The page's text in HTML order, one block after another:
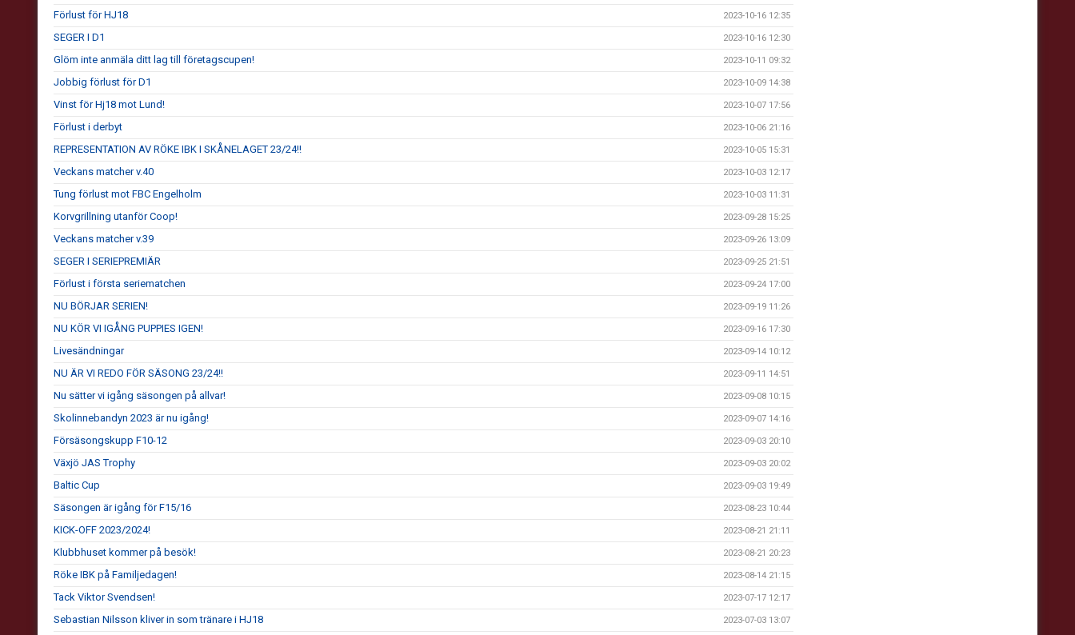
Förlust för HJ18 2023-10-16 12:35
SEGER I D1 2023-10-16 12:30
Glöm inte anmäla ditt lag till företagscupen! 2023-10-11 09:32
Jobbig förlust för D1 2023-10-09 14:38
Vinst för Hj18 mot Lund! 2023-10-07 17:56
Förlust i derbyt 2023-10-06 21:16
REPRESENTATION AV RÖKE IBK I SKÅNELAGET 23/24!! 2023-10-05 15:31
Veckans matcher v.40 2023-10-03 12:17
Tung förlust mot FBC Engelholm 2023-10-03 11:31
Korvgrillning utanför Coop! 2023-09-28 15:25
Veckans matcher v.39 2023-09-26 13:09
SEGER I SERIEPREMIÄR 2023-09-25 21:51
Förlust i första seriematchen 2023-09-24 17:00
NU BÖRJAR SERIEN! 2023-09-19 11:26
NU KÖR VI IGÅNG PUPPIES IGEN! 2023-09-16 17:30
Livesändningar 2023-09-14 10:12
NU ÄR VI REDO FÖR SÄSONG 23/24!! 2023-09-11 14:51
Nu sätter vi igång säsongen på allvar! 2023-09-08 10:15
Skolinnebandyn 2023 är nu igång! 2023-09-07 14:16
Försäsongskupp F10-12 2023-09-03 20:10
Växjö JAS Trophy 2023-09-03 20:02
Baltic Cup 2023-09-03 19:49
Säsongen är igång för F15/16 2023-08-23 10:44
KICK-OFF 2023/2024! 2023-08-21 21:11
Klubbhuset kommer på besök! 2023-08-21 20:23
Röke IBK på Familjedagen! 2023-08-14 21:15
Tack Viktor Svendsen! 2023-07-17 12:17
Sebastian Nilsson kliver in som tränare i HJ18 2023-07-03 13:07